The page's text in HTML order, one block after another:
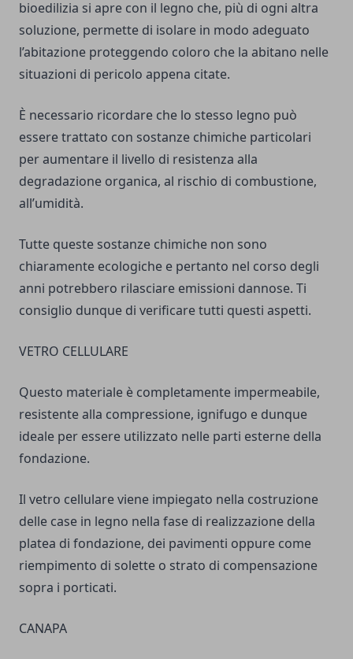
bioedilizia si apre con il legno che, più di ogni altra
soluzione, permette di isolare in modo adeguato
l’abitazione proteggendo coloro che la abitano nelle
situazioni di pericolo appena citate.
È necessario ricordare che lo stesso legno può
essere trattato con sostanze chimiche particolari
per aumentare il livello di resistenza alla
degradazione organica, al rischio di combustione,
all’umidità.
Tutte queste sostanze chimiche non sono
chiaramente ecologiche e pertanto nel corso degli
anni potrebbero rilasciare emissioni dannose. Ti
consiglio dunque di verificare tutti questi aspetti.
VETRO CELLULARE
Questo materiale è completamente impermeabile,
resistente alla compressione, ignifugo e dunque
ideale per essere utilizzato nelle parti esterne della
fondazione.
Il vetro cellulare viene impiegato nella costruzione
delle case in legno nella fase di realizzazione della
platea di fondazione, dei pavimenti oppure come
riempimento di solette o strato di compensazione
sopra i porticati.
CANAPA